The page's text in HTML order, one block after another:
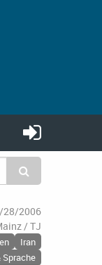
28/2006
/ TJ
Iran
Sprache